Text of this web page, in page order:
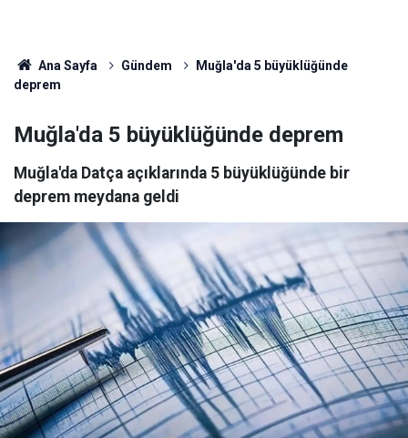
Ana Sayfa Gündem
Muğla'da 5 büyüklüğünde
deprem
Muğla'da 5 büyüklüğünde deprem
Muğla'da Datça açıklarında 5 büyüklüğünde bir
deprem meydana geldi